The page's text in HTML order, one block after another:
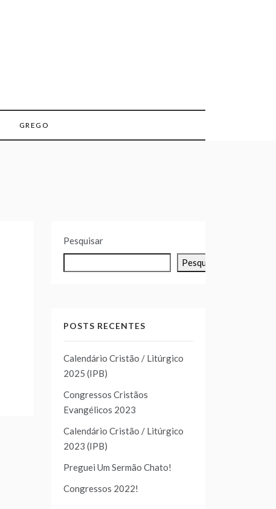
GREGO
Pesquisar
Pesquisar
POSTS RECENTES
Calendário Cristão / Litúrgico
2025 (IPB)
Congressos Cristãos
Evangélicos 2023
Calendário Cristão / Litúrgico
2023 (IPB)
Preguei Um Sermão Chato!
Congressos 2022!